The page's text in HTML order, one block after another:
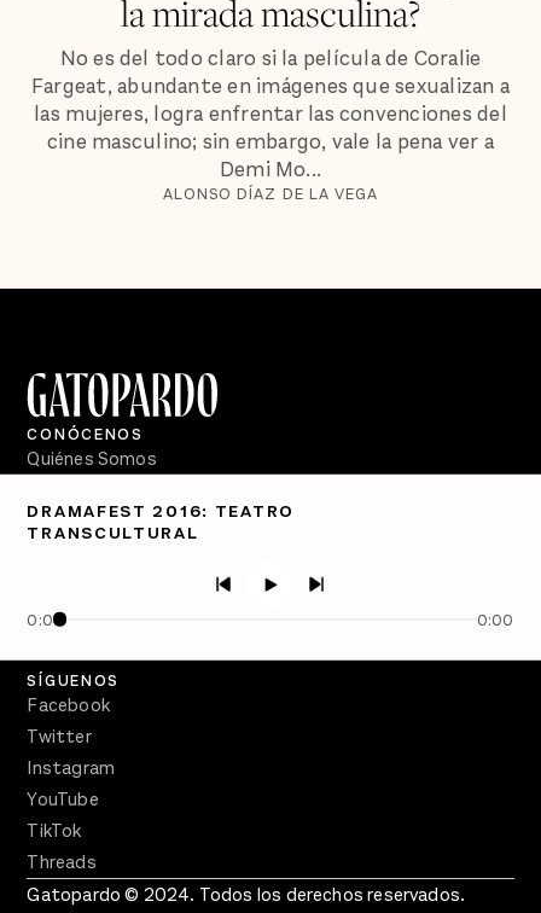
la mirada masculina?
No es del todo claro si la película de Coralie
Fargeat, abundante en imágenes que sexualizan a
las mujeres, logra enfrentar las convenciones del
cine masculino; sin embargo, vale la pena ver a
Demi Mo...
ALONSO DÍAZ DE LA VEGA
DRAMAFEST 2016: TEATRO
TRANSCULTURAL
0:00 0:00
CONÓCENOS
Quiénes Somos
PÓDCASTS
Crecer en Distopía
SÍGUENOS
Facebook
Twitter
Instagram
YouTube
TikTok
Threads
Gatopardo © 2024. Todos los derechos reservados.